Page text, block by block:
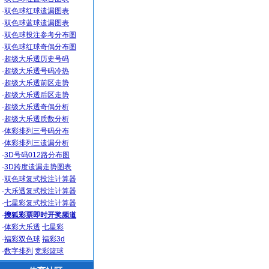
·双色球红球遗漏图表
·双色球蓝球遗漏图表
·双色球投注参考分布图
·双色球红球奇偶分布图
·超级大乐透历史号码
·超级大乐透号码冷热
·超级大乐透前区走势
·超级大乐透后区走势
·超级大乐透奇偶分析
·超级大乐透质数分析
·体彩排列三号码分布
·体彩排列三遗漏分析
·3D号码012路分布图
·3D跨度遗漏走势图表
·双色球复式投注计算器
·大乐透复式投注计算器
·七星彩复式投注计算器
·搜狐彩票即时开奖频道
·体彩大乐透 七星彩
·福彩双色球 福彩3d
·数字排列 竞彩篮球